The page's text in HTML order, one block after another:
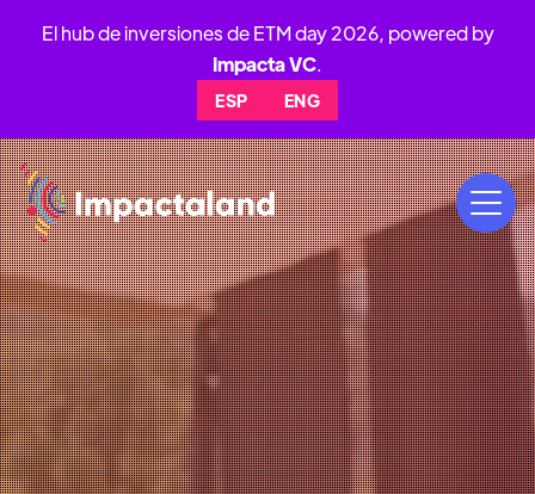
El hub de inversiones de ETM day 2026, powered by
Impacta VC.
ESP ENG
19 AL 21 NOV 2026
PARQUE BICENTENARIO,VITACURA,
SANTIAGO DE CHILE 🇨🇱